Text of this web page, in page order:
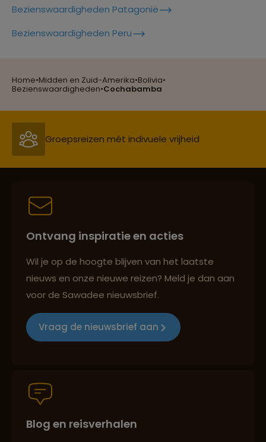
Home•Midden en Zuid-Amerika•Bolivia•
Bezienswaardigheden•Cochabamba
Bezienswaardigheden Patagonië
Bezienswaardigheden Peru
Groepsreizen mét indivuele vrijheid
Persoonlijk en deskundig reisadvies
Best beoordeelde reisroutes
Groepsreizen mét indivuele vrijheid
Best beoordeelde reisroutes
Ontvang inspiratie en acties
Wil je op de hoogte blijven van het laatste
nieuws en onze nieuwe reizen? Meld je dan aan
voor de Sawadee nieuwsbrief.
Vraag de nieuwsbrief aan
Blog en reisverhalen